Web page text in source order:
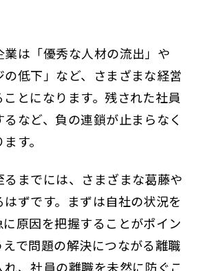
は「優秀な人材の流出」や
の低下」など、さまざまな経営
ことになります。残された社員
など、負の連鎖が止まらなく
す。
までには、さまざまな葛藤や
ずです。まずは自社の状況を
原因を把握することがポイン
えで問題の解決につながる離職
、社員の離職を未然に防ぐこ